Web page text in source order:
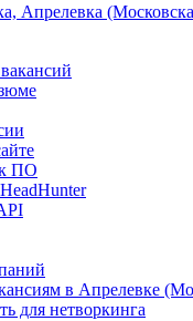
Апрелевка
к ПО
в Апрелевке
для нетворкинга